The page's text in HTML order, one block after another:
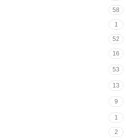
58
1
52
16
53
13
9
1
2